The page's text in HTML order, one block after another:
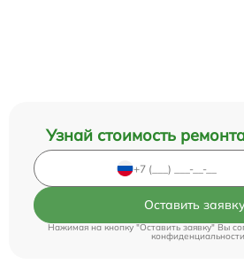
Узнай стоимость
Оставить
Нажимая на кнопку "Оставить заявку" Вы
конфиденциальности